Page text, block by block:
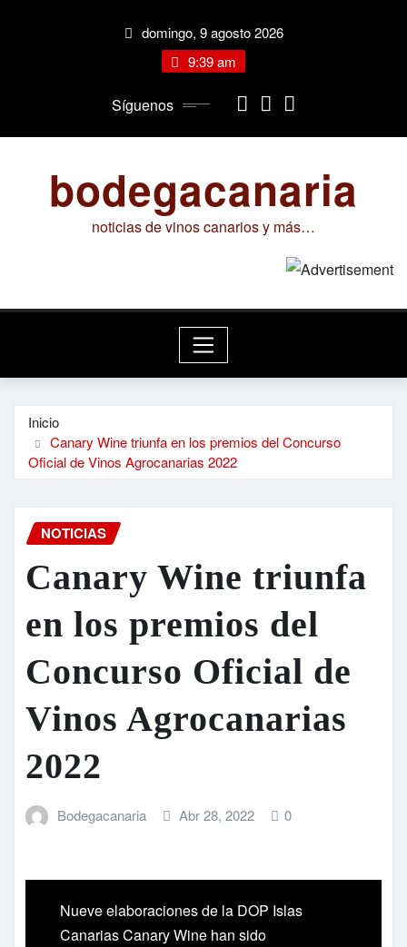
domingo, 9 agosto 2026
9:39 am
Síguenos
bodegacanaria
noticias de vinos canarios y más…
Inicio
Canary Wine triunfa en los premios del Concurso
Oficial de Vinos Agrocanarias 2022
NOTICIAS
Canary Wine triunfa
en los premios del
Concurso Oficial de
Vinos Agrocanarias
2022
Bodegacanaria Abr 28, 2022 0
Nueve elaboraciones de la DOP Islas
Canarias Canary Wine han sido